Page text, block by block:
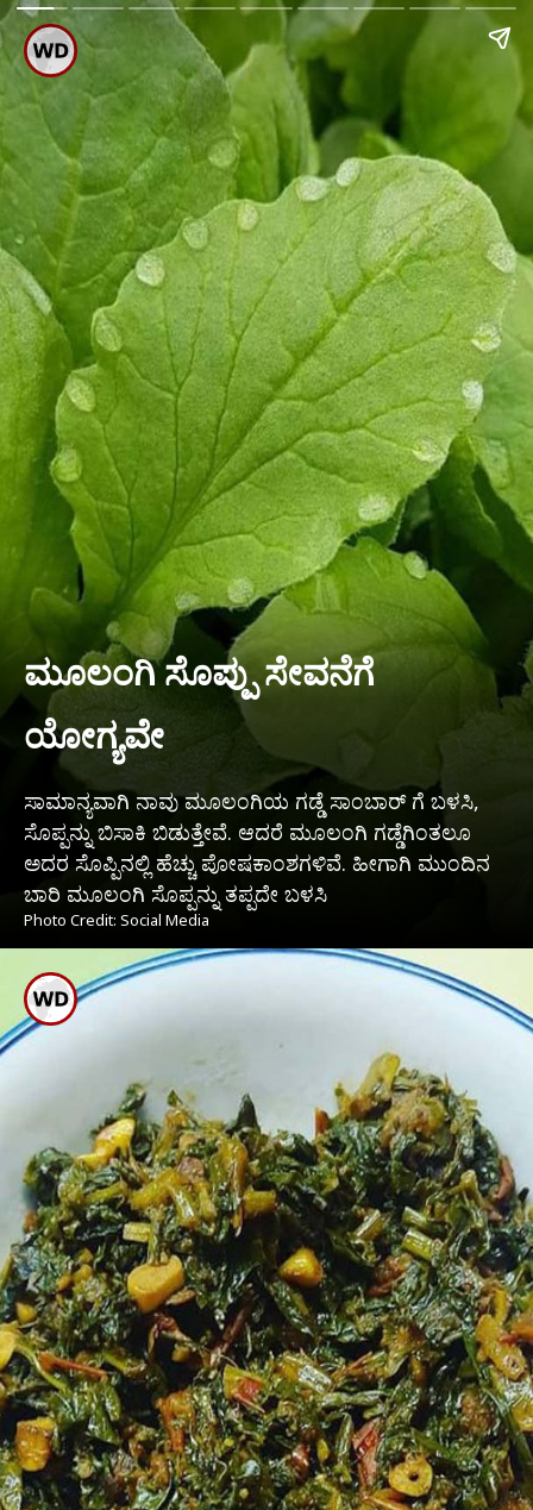
ಮೂಲಂಗಿ ಸೊಪ್ಪು ಸೇವನೆಗೆ
ಯೋಗ್ಯವೇ
ಸಾಮಾನ್ಯವಾಗಿ ನಾವು ಮೂಲಂಗಿಯ ಗಡ್ಡೆ ಸಾಂಬಾರ್ ಗೆ ಬಳಸಿ,
ಸೊಪ್ಪನ್ನು ಬಿಸಾಕಿ ಬಿಡುತ್ತೇವೆ. ಆದರೆ ಮೂಲಂಗಿ ಗಡ್ಡೆಗಿಂತಲೂ
ಅದರ ಸೊಪ್ಪಿನಲ್ಲಿ ಹೆಚ್ಚು ಪೋಷಕಾಂಶಗಳಿವೆ. ಹೀಗಾಗಿ ಮುಂದಿನ
ಬಾರಿ ಮೂಲಂಗಿ ಸೊಪ್ಪನ್ನು ತಪ್ಪದೇ ಬಳಸಿ
Photo Credit: Social Media